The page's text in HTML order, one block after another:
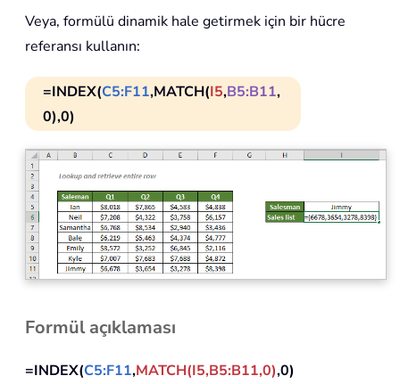
Veya, formülü dinamik hale getirmek için bir hücre
referansı kullanın:
=INDEX(C5:F11,MATCH(I5,B5:B11,
0),0)
Formül açıklaması
=INDEX(C5:F11,MATCH(I5,B5:B11,0),0)